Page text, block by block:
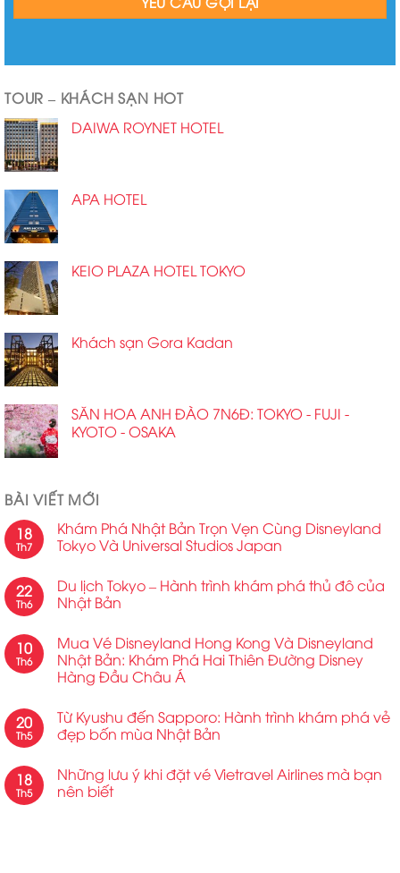
TOUR – KHÁCH SẠN HOT
DAIWA ROYNET HOTEL
APA HOTEL
KEIO PLAZA HOTEL TOKYO
Khách sạn Gora Kadan
SĂN HOA ANH ĐÀO 7N6Đ: TOKYO - FUJI -
KYOTO - OSAKA
BÀI VIẾT MỚI
18
Th7
Khám Phá Nhật Bản Trọn Vẹn Cùng Disneyland
Tokyo Và Universal Studios Japan
22
Th6
Du lịch Tokyo – Hành trình khám phá thủ đô của
Nhật Bản
10
Th6
Mua Vé Disneyland Hong Kong Và Disneyland
Nhật Bản: Khám Phá Hai Thiên Đường Disney
Hàng Đầu Châu Á
20
Th5
Từ Kyushu đến Sapporo: Hành trình khám phá vẻ
đẹp bốn mùa Nhật Bản
18
Th5
Những lưu ý khi đặt vé Vietravel Airlines mà bạn
nên biết